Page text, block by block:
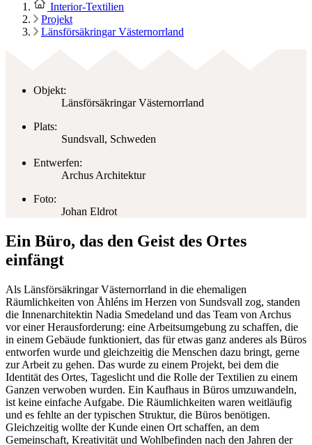
Interior‑Textilien
Projekt
Länsförsäkringar Västernorrland
Objekt:
Länsförsäkringar Västernorrland
Plats:
Sundsvall, Schweden
Entwerfen:
Archus Architektur
Foto:
Johan Eldrot
Ein Büro, das den Geist des Ortes
einfängt
Als Länsförsäkringar Västernorrland in die ehemaligen
Räumlichkeiten von Åhléns im Herzen von Sundsvall zog, standen
die Innenarchitektin Nadia Smedeland und das Team von Archus
vor einer Herausforderung: eine Arbeitsumgebung zu schaffen, die
in einem Gebäude funktioniert, das für etwas ganz anderes als Büros
entworfen wurde und gleichzeitig die Menschen dazu bringt, gerne
zur Arbeit zu gehen. Das wurde zu einem Projekt, bei dem die
Identität des Ortes, Tageslicht und die Rolle der Textilien zu einem
Ganzen verwoben wurden. Ein Kaufhaus in Büros umzuwandeln,
ist keine einfache Aufgabe. Die Räumlichkeiten waren weitläufig
und es fehlte an der typischen Struktur, die Büros benötigen.
Gleichzeitig wollte der Kunde einen Ort schaffen, an dem
Gemeinschaft, Kreativität und Wohlbefinden nach den Jahren der